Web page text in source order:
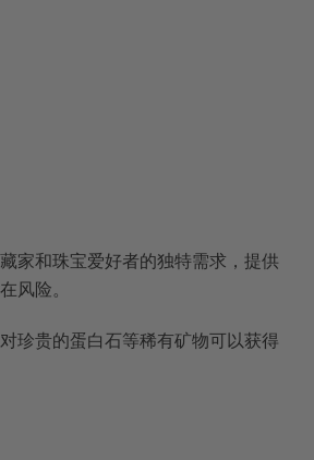
家和珠宝爱好者的独特需求，提供
风险。
珍贵的蛋白石等稀有矿物可以获得